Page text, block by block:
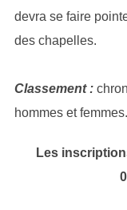
devra se faire
des chapelles.
Classement :
hommes et femmes.
Les